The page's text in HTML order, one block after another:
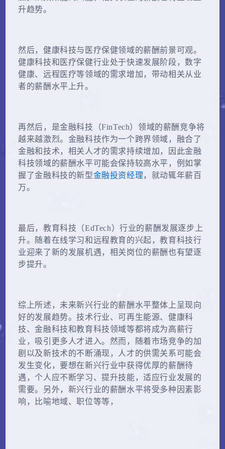
升趋势。
然后，健康科技与医疗保健领域的薪酬前景可观。
健康科技和医疗保健行业处于快速发展阶段，数字
健康、远程医疗等领域的需求增加，带动相关从业
者的薪酬水平上升。
再然后，是金融科技（FinTech）领域的薪酬竞争将
越来越激烈。金融科技作为一个跨界领域，融合了
金融和技术，相关人才的需求持续增加，因此金融
科技领域的薪酬水平可能会保持较高水平，例如掌
握了金融科技的新型金融投资经理 ，就动辄年薪百
万。
最后，教育科技（EdTech）行业的薪酬发展逐步上
升。随着在线学习和远程教育的兴起，教育科技行
业迎来了新的发展机遇，相关岗位的薪酬也有望逐
步提升。
综上所述，未来新兴行业的薪酬水平整体上呈现向
好的发展趋势。技术行业、可再生能源、健康科
技、金融科技和教育科技领域等都将成为高薪行
业，吸引更多人才进入。然而，随着市场竞争的加
剧以及新技术的不断涌现，人才的供需关系可能会
发生变化，要想在新兴行业中获得优厚的薪酬待
遇，个人应不断学习、提升技能，适应行业发展的
需要。另外，新兴行业的薪酬水平将受多种因素影
响，比喻地域、职位等等，